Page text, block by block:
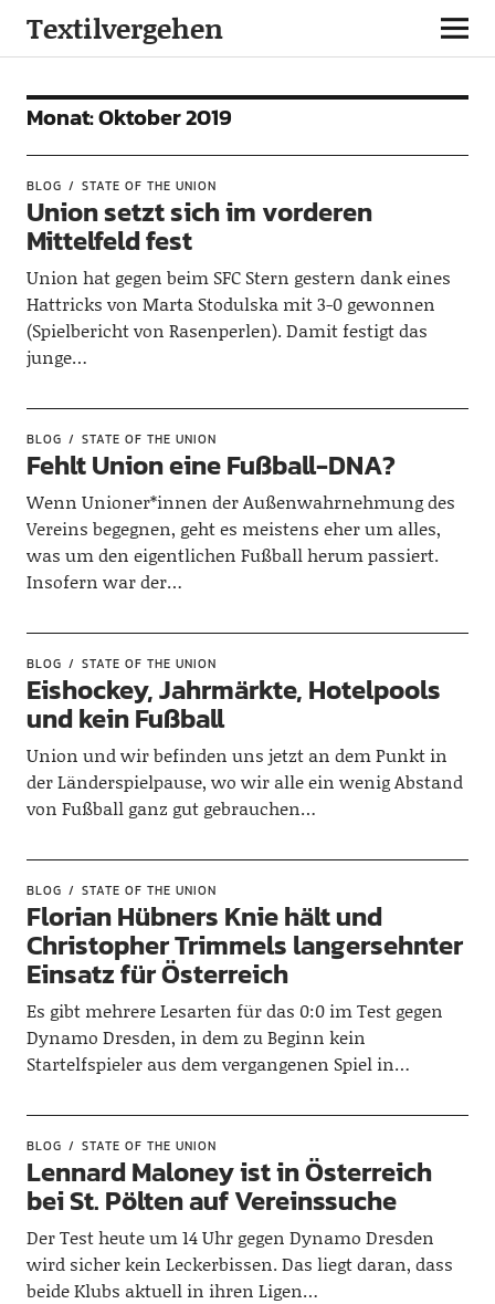
Textilvergehen
Monat:Oktober 2019
BLOG STATE OF THE UNION
Union setzt sich im vorderen
Mittelfeld fest
Union hat gegen beim SFC Stern gestern dank eines
Hattricks von Marta Stodulska mit 3-0 gewonnen
(Spielbericht von Rasenperlen). Damit festigt das
junge…
BLOG STATE OF THE UNION
Fehlt Union eine Fußball-DNA?
Wenn Unioner*innen der Außenwahrnehmung des
Vereins begegnen, geht es meistens eher um alles,
was um den eigentlichen Fußball herum passiert.
Insofern war der…
BLOG STATE OF THE UNION
Eishockey, Jahrmärkte, Hotelpools
und kein Fußball
Union und wir befinden uns jetzt an dem Punkt in
der Länderspielpause, wo wir alle ein wenig Abstand
von Fußball ganz gut gebrauchen…
BLOG STATE OF THE UNION
Florian Hübners Knie hält und
Christopher Trimmels langersehnter
Einsatz für Österreich
Es gibt mehrere Lesarten für das 0:0 im Test gegen
Dynamo Dresden, in dem zu Beginn kein
Startelfspieler aus dem vergangenen Spiel in…
BLOG STATE OF THE UNION
Lennard Maloney ist in Österreich
bei St. Pölten auf Vereinssuche
Der Test heute um 14 Uhr gegen Dynamo Dresden
wird sicher kein Leckerbissen. Das liegt daran, dass
beide Klubs aktuell in ihren Ligen…